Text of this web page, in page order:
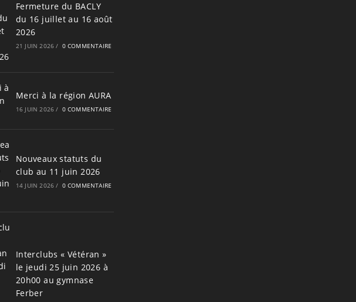
Fermeture du BACLY
du 16 juillet au 16 août
2026
21 JUIN 2026 / 0 COMMENTAIRE
Merci à la région AURA
16 JUIN 2026 / 0 COMMENTAIRE
Nouveaux statuts du
club au 11 juin 2026
14 JUIN 2026 / 0 COMMENTAIRE
Interclubs « Vétéran »
le jeudi 25 juin 2026 à
20h00 au gymnase
Ferber